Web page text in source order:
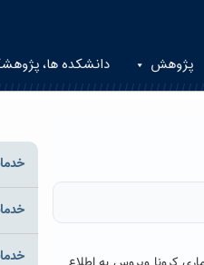
پژوهش دانشکده ها،